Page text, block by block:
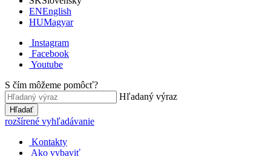
ENEnglish
HUMagyar
Instagram
Facebook
Youtube
S čím môžeme pomôcť?
Hľadaný výraz
Hľadať
rozšírené vyhľadávanie
Kontakty
Ako vybaviť